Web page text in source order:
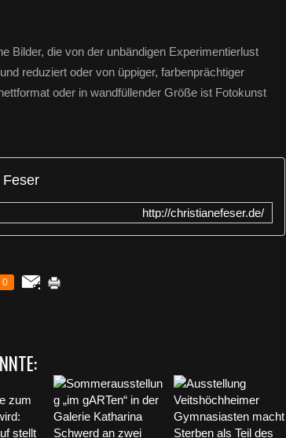
Bilder, die von der unbändigen Experimentierlust
reduziert oder von üppiger, farbenprächtiger
oder in wandfüllender Größe ist Fotokunst
Feser
http://christianefeser.de/
0